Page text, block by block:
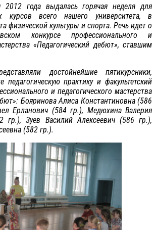
года выдалась горячая неделя для
курсов всего нашего университета, в
физической культуры и спорта. Речь идет о
конкурсе профессионального и
«Педагогический дебют», ставшим
достойнейшие пятикурсники,
практику и факультетский
и педагогического мастерства
Бояринова Алиса Константиновна (586
Ерланович (584 гр.), Медюхина Валерия
гр.), Зуев Василий Алексеевич (586 гр.),
(582 гр.).